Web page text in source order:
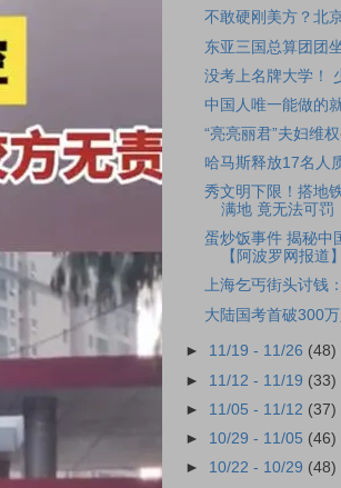
不敢硬刚美方？北
东亚三国总算团团
没考上名牌大学！
中国人唯一能做的
“亮亮丽君”夫妇维
哈马斯释放17名人
秀文明下限！搭地
满地 竟无法可罚
蛋炒饭事件 揭秘中
【阿波罗网报道】
上海乞丐街头讨钱
大陆国考首破300
► 11/19 - 11/26 (48)
► 11/12 - 11/19 (33)
► 11/05 - 11/12 (37)
► 10/29 - 11/05 (46)
► 10/22 - 10/29 (48)